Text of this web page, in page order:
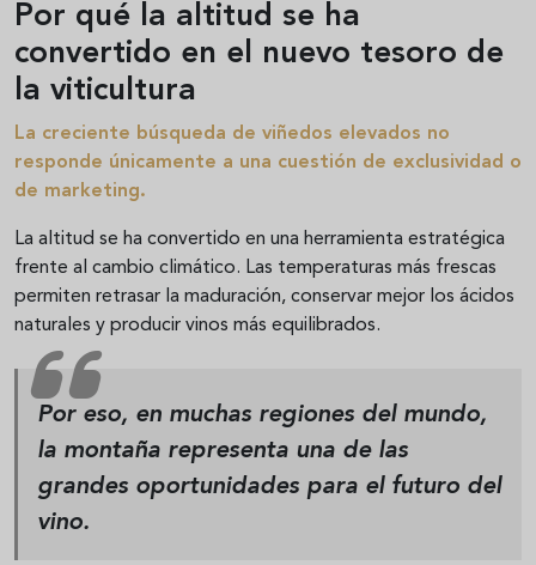
Por qué la altitud se ha
convertido en el nuevo tesoro de
la viticultura
La creciente búsqueda de viñedos elevados no
responde únicamente a una cuestión de exclusividad o
de marketing.
La altitud se ha convertido en una herramienta estratégica
frente al cambio climático. Las temperaturas más frescas
permiten retrasar la maduración, conservar mejor los ácidos
naturales y producir vinos más equilibrados.
Por eso, en muchas regiones del mundo,
la montaña representa una de las
grandes oportunidades para el futuro del
vino.